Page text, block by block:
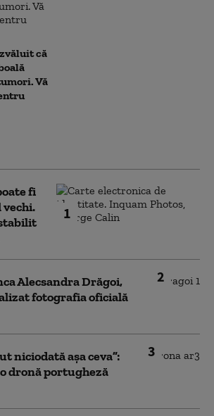
că
Vă
1
fi
2
Alecsandra Drăgoi,
fotografia oficială
3
niciodată așa ceva”:
dronă portugheză